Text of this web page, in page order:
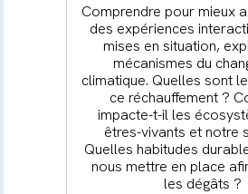
Comprendre pour mieux
des expériences
mises en situation,
mécanismes du
climatique. Quelles sont
ce réchauffement ?
impacte-t-il les
êtres-vivants et notre
Quelles habitudes
nous mettre en place
les dégâts ?